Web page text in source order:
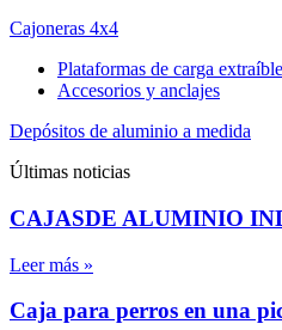
Cajoneras 4x4
Plataformas de carga
Accesorios y anclajes
Depósitos de aluminio a medida
Últimas noticias
CAJASDE ALUMINIO
Leer más »
Caja para perros en una